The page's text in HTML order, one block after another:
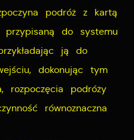
podróż z kartą
przypisaną do systemu
ją do
dokonując tym
rozpoczęcia podróży
równoznaczna